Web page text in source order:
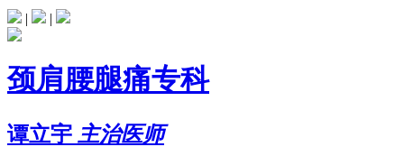
| |
颈肩腰腿痛专科
谭立宇 主治医师